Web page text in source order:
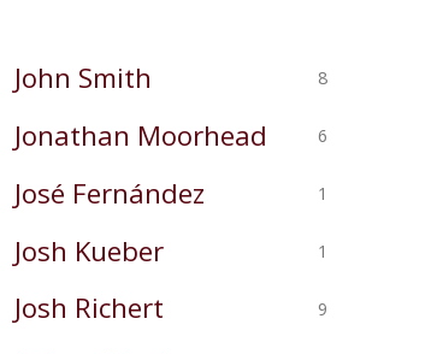
John Smith 8
Jonathan Moorhead 6
José Fernández 1
Josh Kueber 1
Josh Richert 9